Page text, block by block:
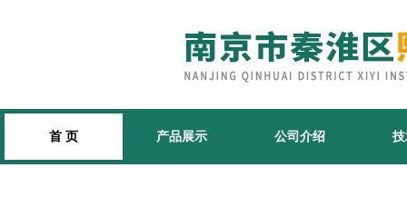
首 页 产品展示 公司介绍